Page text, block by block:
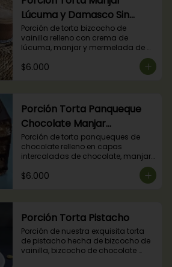
Lúcuma y Damasco Sin
Azúcar
Porción de torta bizcocho de
vainilla relleno con crema de
lúcuma, manjar y mermelada de
diabéticos).
$6.000
Porción Torta Panqueque
Chocolate Manjar
Frambuesa
Porción de torta panqueques de
chocolate relleno en capas
intercaladas de chocolate, manjar
$6.000
Porción Torta Pistacho
Porción de nuestra exquisita torta
de pistacho hecha de bizcocho de
vainilla, bizcocho de chocolate